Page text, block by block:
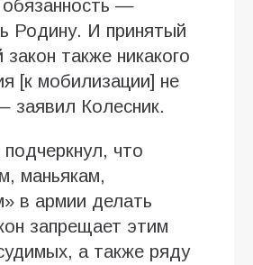
обязанность —
Родину. И принятый
также никакого
[к мобилизации] не
заявил Колесник.
что
маньякам,
в армии делать
запрещает этим
а также ряду